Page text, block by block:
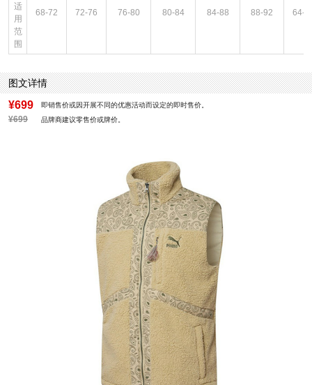
适
用
范
围
68-72 72-76 76-80 80-84 84-88 88-92 64-
图文详情
¥699 即销售价或因开展不同的优惠活动而设定的即时售价。
¥699 品牌商建议零售价或牌价。